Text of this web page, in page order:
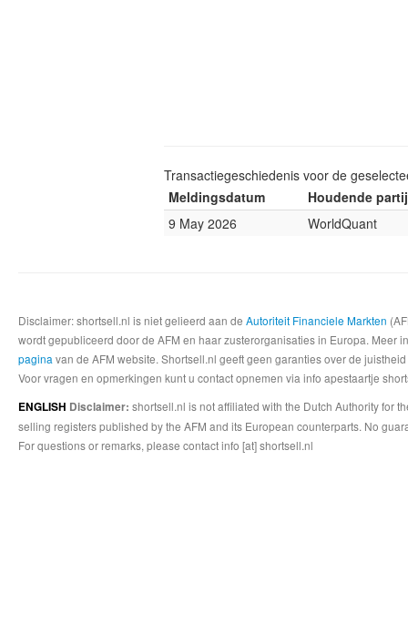
Transactiegeschiedenis voor de
Meldingsdatum
Houdende partij
9 May 2026
WorldQuant
Disclaimer: shortsell.nl is niet gelieerd aan de Autoriteit Financiele Markten
wordt gepubliceerd door de AFM en haar zusterorganisaties in Europa.
pagina van de AFM website. Shortsell.nl geeft geen garanties over de
Voor vragen en opmerkingen kunt u contact opnemen via info apestaartje
ENGLISH Disclaimer: shortsell.nl is not affiliated with the Dutch Authority for
selling registers published by the AFM and its European counterparts. No
For questions or remarks, please contact info [at] shortsell.nl